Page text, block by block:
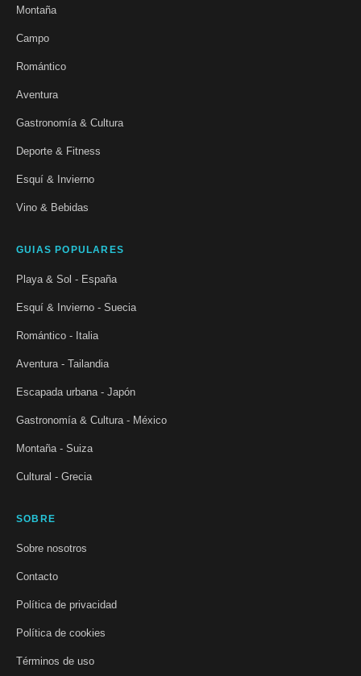
Montaña
Campo
Romántico
Aventura
Gastronomía & Cultura
Deporte & Fitness
Esquí & Invierno
Vino & Bebidas
GUIAS POPULARES
Playa & Sol - España
Esquí & Invierno - Suecia
Romántico - Italia
Aventura - Tailandia
Escapada urbana - Japón
Gastronomía & Cultura - México
Montaña - Suiza
Cultural - Grecia
SOBRE
Sobre nosotros
Contacto
Política de privacidad
Política de cookies
Términos de uso